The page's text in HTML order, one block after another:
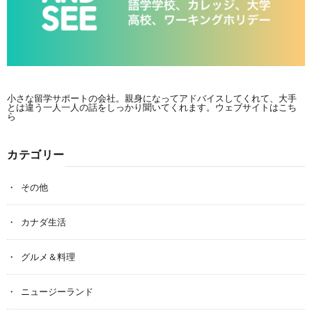
小さな留学サポートの会社。親身になってアドバイスしてくれて、大手
とは違う一人一人の話をしっかり聞いてくれます。 ウェブサイトはこち
ら
カテゴリー
その他
カナダ生活
グルメ＆料理
ニュージーランド